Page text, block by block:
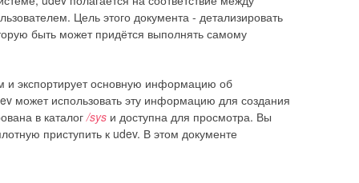
Цель этого документа - детализировать
быть может придётся выполнять самому
и экспортирует основную информацию об
может использовать эту информацию для создания
в каталог/sys и доступна для просмотра. Вы
приступить к udev. В этом документе